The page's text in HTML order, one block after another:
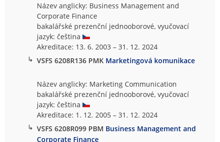
Název anglicky: Business Management and
Corporate Finance
bakalářské prezenční jednooborové, vyučovací
jazyk: čeština
Akreditace: 13. 6. 2003 – 31. 12. 2024
↳ VSFS 6208R136 PMK Marketingová komunikace
Název anglicky: Marketing Communication
bakalářské prezenční jednooborové, vyučovací
jazyk: čeština
Akreditace: 1. 12. 2005 – 31. 12. 2024
↳ VSFS 6208R099 PBM Business Management and
Corporate Finance